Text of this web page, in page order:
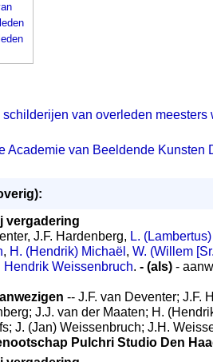
van overleden meesters
Academie van Beeldende Kunsten
vergadering
J.F. Hardenberg, L.
, H. (Hendrik) Michaël , W. (Willem
Hendrik Weissenbruch. - (als) -
-- J.F. van Deventer; J.F.
J.J. van der Maaten; H.
J. (Jan) Weissenbruch; J.H.
Pulchri Studio Den